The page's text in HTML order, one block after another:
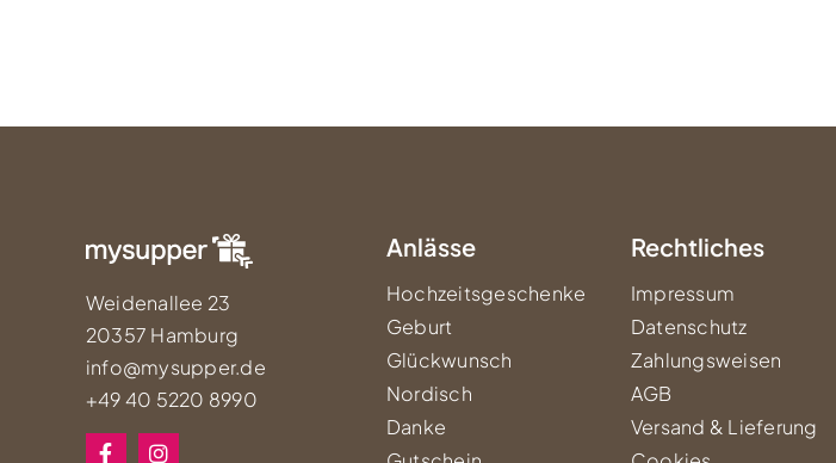
Weidenallee 23
20357 Hamburg
info@mysupper.de
+49 40 5220 8990
Anlässe
Hochzeitsgeschenke
Geburt
Glückwunsch
Nordisch
Danke
Rechtliches
Impressum
Datenschutz
Zahlungsweisen
AGB
Versand & Lieferung